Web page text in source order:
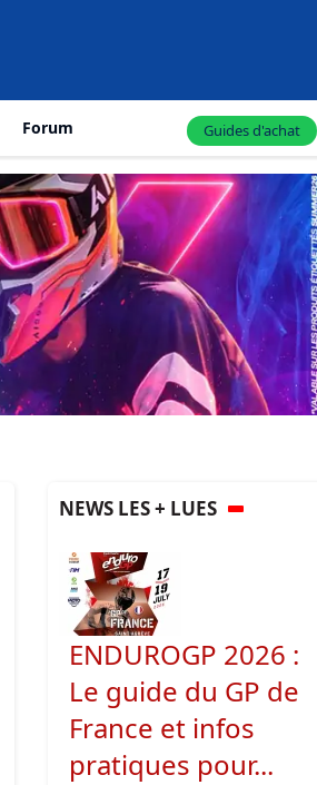
Forum Guides d'achat
NEWS LES + LUES
ENDUROGP 2026 :
Le guide du GP de
France et infos
pratiques pour...